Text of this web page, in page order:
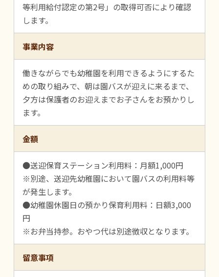
等利用給付認定の第2号」の取得可否により確認
します。
事業内容
働きながらでも幼稚園を利用できるようにするた
めの取り組みで、朝は園バスが迎えに来るまで、
夕方は保護者のお迎えまでお子さんをお預かりし
ます。
金額
●送迎保育ステーション利用料：月額1,000円
※別途、送迎先幼稚園において園バスの利用料等
が発生します。
●幼稚園休園日の預かり保育利用料：日額3,000
円
※お弁当持参。おやつ代は別途徴収となります。
留意事項